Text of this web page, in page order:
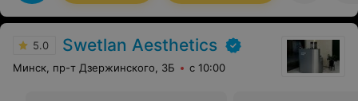
5.0 Swetlan Aesthetics
Минск, пр-т Дзержинского, 3Б с 10:00